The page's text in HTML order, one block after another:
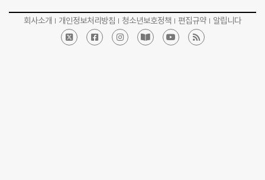
회사소개 개인정보처리방침 청소년보호정책 편집규약 알립니다